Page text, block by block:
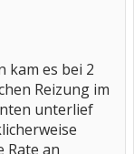
kam es bei 2
Reizung im
unterlief
Rate an